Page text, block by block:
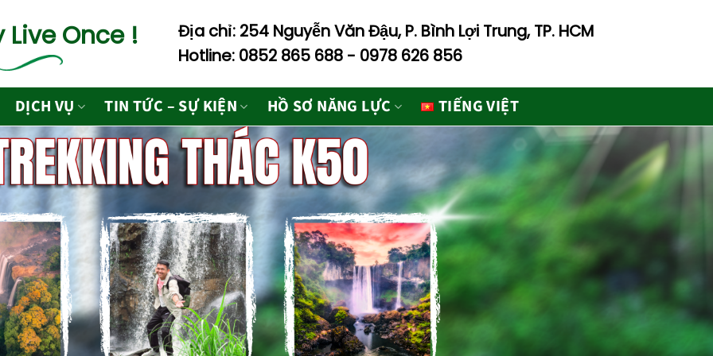
Live Once !
Địa chỉ: 254 Nguyễn Văn Đậu, P. Bình Lợi Trung, TP. HCM
Hotline: 0852 865 688 - 0978 626 856
DỊCH VỤ TIN TỨC – SỰ KIỆN HỒ SƠ NĂNG LỰC TIẾNG VIỆT